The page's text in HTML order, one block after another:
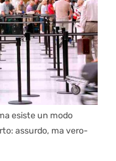
esiste un modo
assurdo, ma vero-